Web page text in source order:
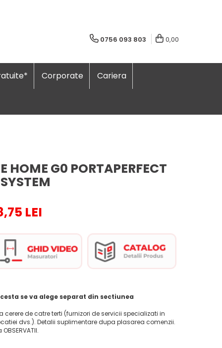
0756 093 803 0,00
Corporate Cariera
HOME G0 PORTAPERFECT
LEI
se va alege separat din sectiunea
cerere de catre terti (furnizori de servicii specializati in
dvs.). Detalii suplimentare dupa plasarea comenzii.